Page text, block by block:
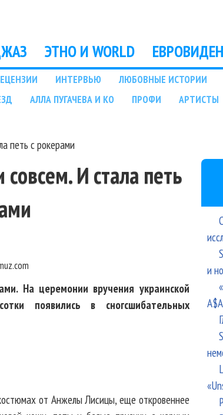
ЭТНО И WORLD
ИНТЕРВЬЮ ЛЮБОВНЫЕ ИСТОРИИ
АЛЛА ПУГАЧЕВА И КО ПРОФИ АРТИСТЫ
петь с рокерами
И стала петь
На церемонии вручения украинской
появились в сногсшибательных
от Анжелы Лисицы, еще откровеннее
и